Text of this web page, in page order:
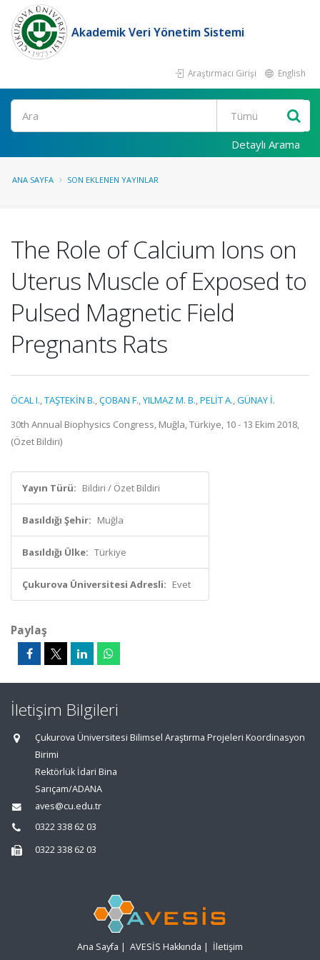
Akademik Veri Yönetim Sistemi
Araştırmacı Girişi English
Ara
Detaylı Arama
ANA SAYFA SON EKLENEN YAYINLAR
The Role of Calcium Ions on
Uterus Muscle of Exposed to
Pulsed Magnetic Field
Pregnants Rats
ÖCAL I.,TAŞTEKİN B.,ÇOBAN F.,YILMAZ M. B.,PELİT A.,GÜNAY İ.
30th Annual Biophysics Congress, Muğla, Türkiye, 10 - 13 Ekim 2018,
(Özet Bildiri)
Yayın Türü: Bildiri / Özet Bildiri
Basıldığı Şehir: Muğla
Basıldığı Ülke: Türkiye
Çukurova Üniversitesi Adresli: Evet
Paylaş
İletişim Bilgileri
Çukurova Üniversitesi Bilimsel Araştırma Projeleri Koordinasyon
Birimi
Rektörlük İdari Bina
Sarıçam/ADANA
aves@cu.edu.tr
0322 338 62 03
0322 338 62 03
Ana Sayfa | AVESİS Hakkında | İletişim